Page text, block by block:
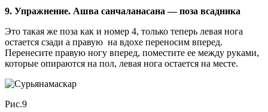
9. Упражнение. Ашва санчаланасана — поза всадника
Это такая же поза как и номер 4, только теперь левая нога
остается сзади а правую на вдохе переносим вперед.
Перенесите правую ногу вперед, поместите ее между руками,
которые опираются на пол, левая нога остается на месте.
Рис.9